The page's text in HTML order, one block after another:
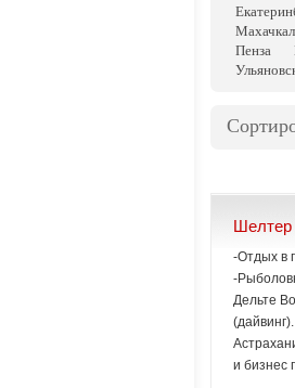
Пенза
Шелтер
-Отдых в
-
Дельте
и бизнес